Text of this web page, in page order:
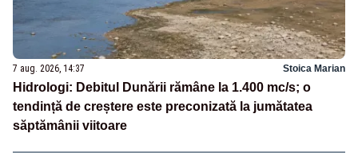
7 aug. 2026, 14:37 Stoica Marian
Hidrologi: Debitul Dunării rămâne la 1.400 mc/s; o
tendință de creștere este preconizată la jumătatea
săptămânii viitoare